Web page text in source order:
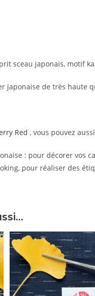
sceau japonais, motif
japonaise de très haute
Red , vous pouvez
: pour décorer vos
pour réaliser des